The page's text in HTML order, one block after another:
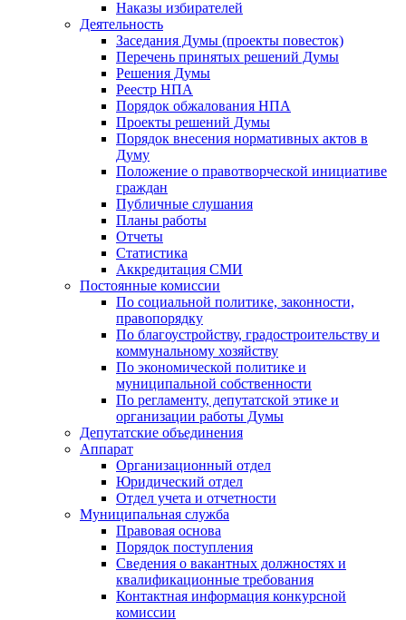
Наказы избирателей
Деятельность
Заседания Думы (проекты повесток)
Перечень принятых решений Думы
Решения Думы
Реестр НПА
Порядок обжалования НПА
Проекты решений Думы
Порядок внесения нормативных актов в
Думу
Положение о правотворческой инициативе
граждан
Публичные слушания
Планы работы
Отчеты
Статистика
Аккредитация СМИ
Постоянные комиссии
По социальной политике, законности,
правопорядку
По благоустройству, градостроительству и
коммунальному хозяйству
По экономической политике и
муниципальной собственности
По регламенту, депутатской этике и
организации работы Думы
Депутатские объединения
Аппарат
Организационный отдел
Юридический отдел
Отдел учета и отчетности
Муниципальная служба
Правовая основа
Порядок поступления
Сведения о вакантных должностях и
квалификационные требования
Контактная информация конкурсной
комиссии